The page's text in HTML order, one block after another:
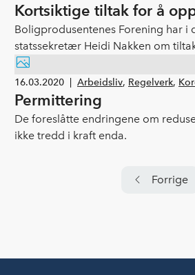
Kortsiktige tiltak for å
Boligprodusentenes Forening har
statssekretær Heidi Nakken om
16.03.2020 Arbeidsliv, Regelverk,
Permittering
De foreslåtte endringene om
ikke tredd i kraft enda.
Forrige